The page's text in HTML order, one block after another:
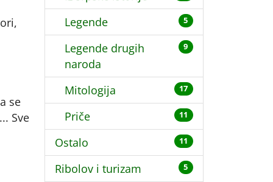
se
Sve
Legende 5
Legende drugih
naroda
9
Mitologija 17
Priče 11
Ostalo 11
Ribolov i turizam 5